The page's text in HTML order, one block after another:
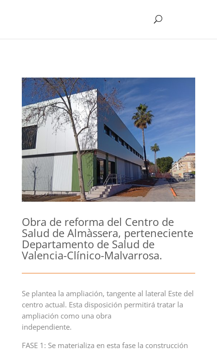
Obra de reforma del Centro de
Salud de Almàssera, perteneciente
Departamento de Salud de
Valencia-Clínico-Malvarrosa.
Se plantea la ampliación, tangente al lateral Este del
centro actual. Esta disposición permitirá tratar la
ampliación como una obra
independiente.
FASE 1: Se materializa en esta fase la construcción